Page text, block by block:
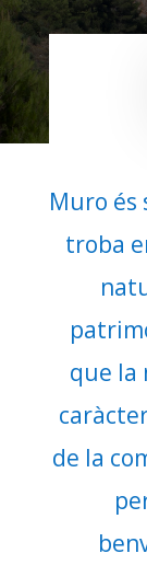
Muro és
troba
que la
de la